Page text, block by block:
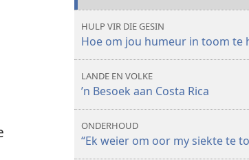
HULP VIR DIE GESIN
Hoe om jou humeur in toom te
LANDE EN VOLKE
’n Besoek aan Costa Rica
ONDERHOUD
“Ek weier om oor my siekte te